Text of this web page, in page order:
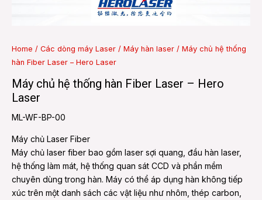
Home / Các dòng máy Laser / Máy hàn laser / Máy chủ hệ thống
hàn Fiber Laser – Hero Laser
Máy chủ hệ thống hàn Fiber Laser – Hero
Laser
ML-WF-BP-00
Máy chủ Laser Fiber
Máy chủ laser fiber bao gồm laser sợi quang, đầu hàn laser,
hệ thống làm mát, hệ thống quan sát CCD và phần mềm
chuyên dùng trong hàn. Máy có thể áp dụng hàn không tiếp
xúc trên một danh sách các vật liệu như nhôm, thép carbon,